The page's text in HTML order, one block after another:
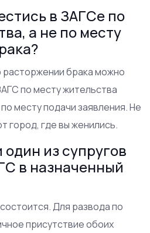
в ЗАГСе по
а не по месту
брака можно
по месту жительства
месту подачи заявления. Не
город, где вы женились.
один из супругов
в назначенный
Для развода по
присутствие обоих